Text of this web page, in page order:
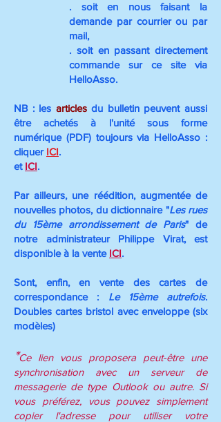
. soit en nous faisant la
demande par courrier ou par
mail,
. soit en passant directement
commande sur ce site via
HelloAsso.
NB : les articlesdu bulletin peuvent aussi
être achetés à l'unité sous forme
numérique (PDF) toujours via HelloAsso :
cliquer ICI.
​et ICI.
Par ailleurs, une réédition, augmentée de
nouvelles photos, du dictionnaire "Les rues
du 15ème arrondissement de Paris" de
notre administrateur Philippe Virat, est
disponible à la vente ICI.
Sont, enfin, en vente des cartes de
correspondance : Le 15ème autrefois.
Doubles cartes bristol avec enveloppe (six
modèles)
*Ce lien vous proposera peut-être une
synchronisation avec un serveur de
messagerie de type Outlook ou autre. Si
vous préférez, vous pouvez simplement
copier l'adresse pour utiliser votre